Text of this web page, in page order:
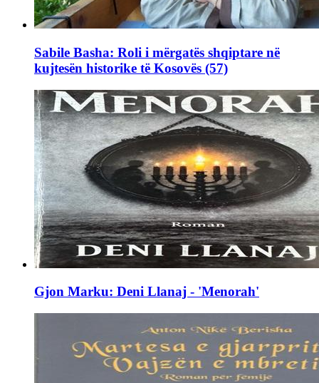
Sabile Basha: Roli i mërgatës shqiptare në
kujtesën historike të Kosovës (57)
Gjon Marku: Deni Llanaj - 'Menorah'